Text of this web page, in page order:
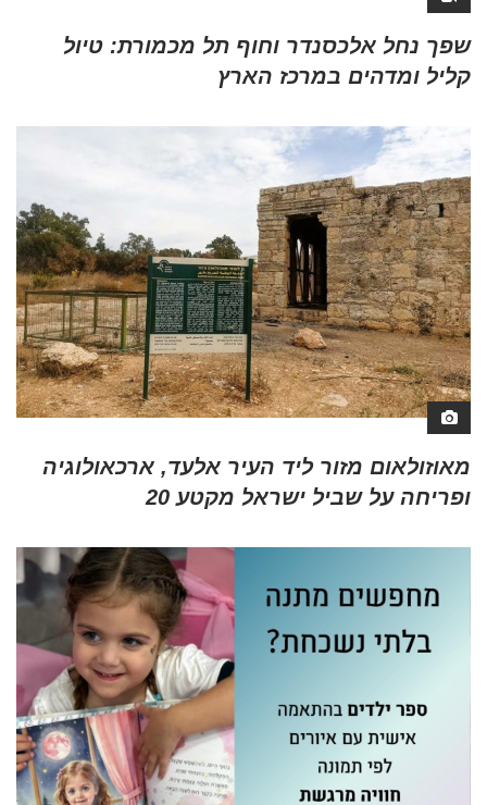
שפך נחל אלכסנדר וחוף תל מכמורת: טיול
קליל ומדהים במרכז הארץ
מאוזולאום מזור ליד העיר אלעד, ארכאולוגיה
ופריחה על שביל ישראל מקטע 20